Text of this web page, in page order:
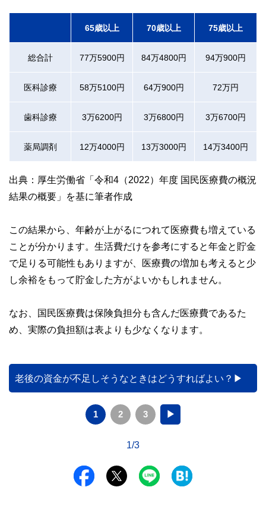
65歳以上 70歳以上 75歳以上
総合計 77万5900円 84万4800円 94万900円
医科診療 58万5100円 64万900円 72万円
歯科診療 3万6200円 3万6800円 3万6700円
薬局調剤 12万4000円 13万3000円 14万3400円
出典：厚生労働省「令和4（2022）年度 国民医療費の概況
結果の概要」を基に筆者作成
この結果から、年齢が上がるにつれて医療費も増えている
ことが分かります。生活費だけを参考にすると年金と貯金
で足りる可能性もありますが、医療費の増加も考えると少
し余裕をもって貯金した方がよいかもしれません。
なお、国民医療費は保険負担分も含んだ医療費であるた
め、実際の負担額は表よりも少なくなります。
老後の資金が不足しそうなときはどうすればよい？
1 2 3 ▶
1/3